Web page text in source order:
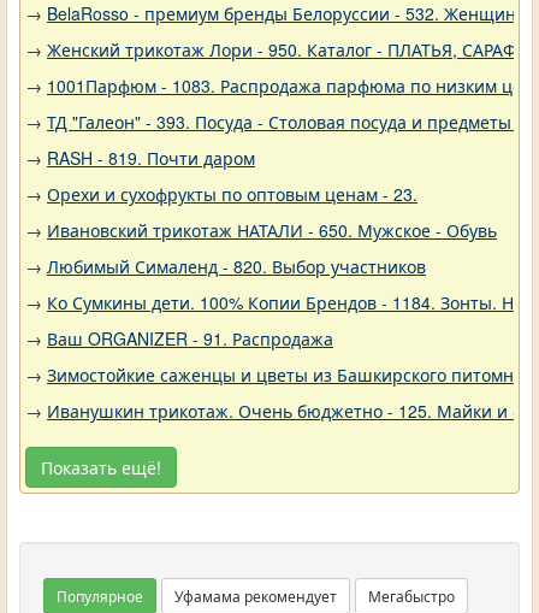
→ BelaRosso - премиум бренды Белоруссии - 532.
→ Женский трикотаж Лори - 950. Каталог - ПЛАТЬЯ,
→ 1001Парфюм - 1083. Распродажа парфюма по низким
→ ТД "Галеон" - 393. Посуда - Столовая посуда и предметы
→ RASH - 819. Почти даром
→ Орехи и сухофрукты по оптовым ценам - 23.
→ Ивановский трикотаж НАТАЛИ - 650. Мужское - Обувь
→ Любимый Сималенд - 820. Выбор участников
→ Ко Сумкины дети. 100% Копии Брендов - 1184. Зонты.
→ Ваш ORGANIZER - 91. Распродажа
→ Зимостойкие саженцы и цветы из Башкирского
→ Иванушкин трикотаж. Очень бюджетно - 125. Майки и
Показать ещё!
Популярное Уфамама рекомендует Мегабыстро